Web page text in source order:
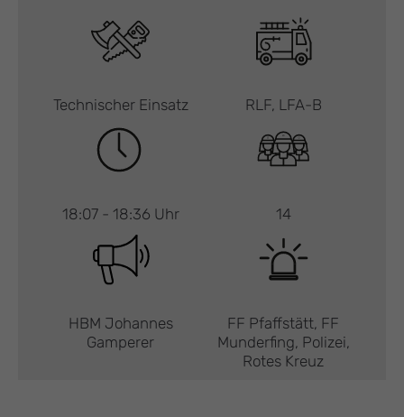
Technischer Einsatz RLF, LFA-B
18:07 - 18:36 Uhr 14
HBM Johannes
Gamperer
FF Pfaffstätt, FF
Munderfing, Polizei,
Rotes Kreuz